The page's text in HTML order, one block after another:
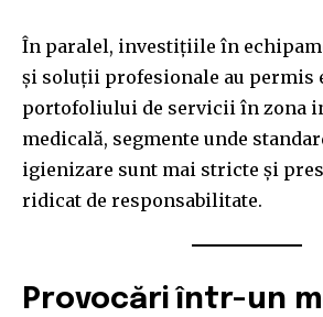
În paralel, investițiile în
și soluții profesionale au permis
portofoliului de servicii în zona
medicală, segmente unde
igienizare sunt mai stricte și
ridicat de responsabilitate.
Provocări într-un